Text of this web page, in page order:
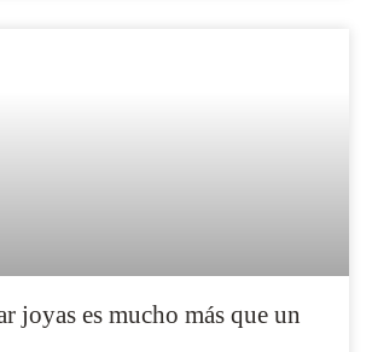
joyas es mucho más que un